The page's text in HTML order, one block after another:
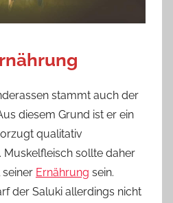
stammt auch der
diesem Grund ist er ein
qualitativ
Muskelfleisch sollte daher
Ernährung sein.
der Saluki allerdings nicht